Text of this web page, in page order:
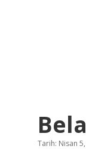
Tarih: Nisan